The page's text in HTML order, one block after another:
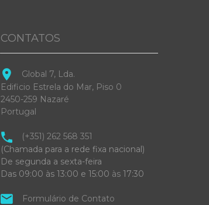
CONTATOS
Global 7, Lda.
Edificio Estrela do Mar, Piso 0
2450-259 Nazaré
Portugal
(+351) 262 568 351
(Chamada para a rede fixa nacional)
De segunda a sexta-feira
Das 09:00 às 13:00 e 15:00 às 17:30
Formulário de Contato